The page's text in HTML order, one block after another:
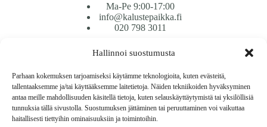
Hallinnoi suostumusta
Parhaan kokemuksen tarjoamiseksi käytämme teknologioita, kuten evästeitä,
tallentaaksemme ja/tai käyttääksemme laitetietoja. Näiden tekniikoiden hyväksyminen
antaa meille mahdollisuuden käsitellä tietoja, kuten selauskäyttäytymistä tai yksilöllisiä
tunnuksia tällä sivustolla. Suostumuksen jättäminen tai peruuttaminen voi vaikuttaa
haitallisesti tiettyihin ominaisuuksiin ja toimintoihin.
Ma-Pe 9:00-17:00
info@kalustepaikka.fi
020 798 3011
Tavarantoimitus / Maksutavat
Toimitustavat
Maksutavat
Vaihto ja palautus
Reklamaatiot